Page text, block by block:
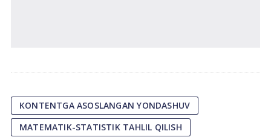
KONTENTGA ASOSLANGAN YONDASHUV
MATEMATIK-STATISTIK TAHLIL QILISH